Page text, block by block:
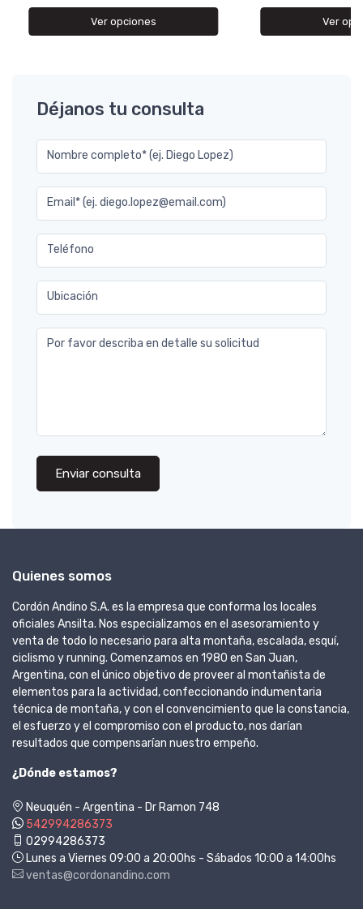
Ver opciones Ver
Déjanos tu consulta
Nombre completo* (ej. Diego Lopez)
Email* (ej. diego.lopez@email.com)
Teléfono
Ubicación
Por favor describa en detalle su solicitud
Enviar consulta
Quienes somos
Cordón Andino S.A. es la empresa que conforma los locales
oficiales Ansilta. Nos especializamos en el asesoramiento y
venta de todo lo necesario para alta montaña, escalada, esquí,
ciclismo y running. Comenzamos en 1980 en San Juan,
Argentina, con el único objetivo de proveer al montañista de
elementos para la actividad, confeccionando indumentaria
técnica de montaña, y con el convencimiento que la constancia,
el esfuerzo y el compromiso con el producto, nos darían
resultados que compensarían nuestro empeño.
¿Dónde estamos?
Neuquén - Argentina - Dr Ramon 748
542994286373
02994286373
Lunes a Viernes 09:00 a 20:00hs - Sábados 10:00 a 14:00hs
ventas@cordonandino.com